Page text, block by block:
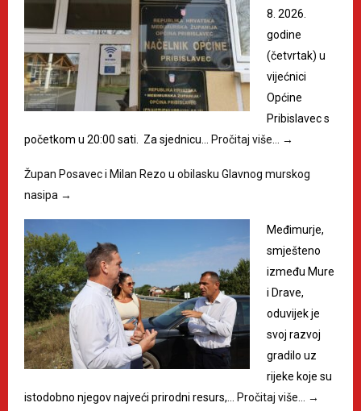
8. 2026.
godine
(četvrtak) u
vijećnici
Općine
Pribislavec s
početkom u 20:00 sati. Za sjednicu…
Pročitaj više… →
Župan Posavec i Milan Rezo u obilasku Glavnog murskog
nasipa →
Međimurje,
smješteno
između Mure
i Drave,
oduvijek je
svoj razvoj
gradilo uz
rijeke koje su
istodobno njegov najveći prirodni resurs,…
Pročitaj više… →